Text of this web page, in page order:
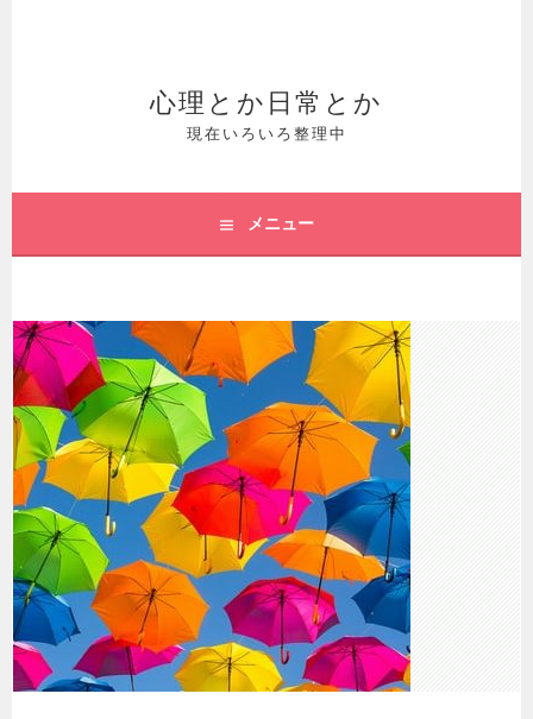
ッ
プ
心理とか日常とか
現在いろいろ整理中
メニュー